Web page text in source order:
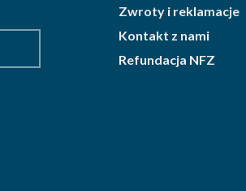
Zwroty i reklamacje
Kontakt z nami
Refundacja NFZ